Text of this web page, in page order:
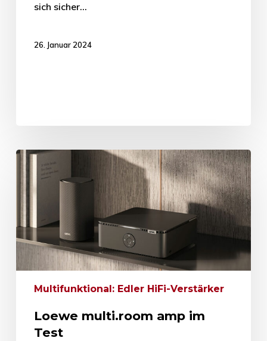
sich sicher…
26. Januar 2024
Multifunktional: Edler HiFi-Verstärker
Loewe multi.room amp im
Test